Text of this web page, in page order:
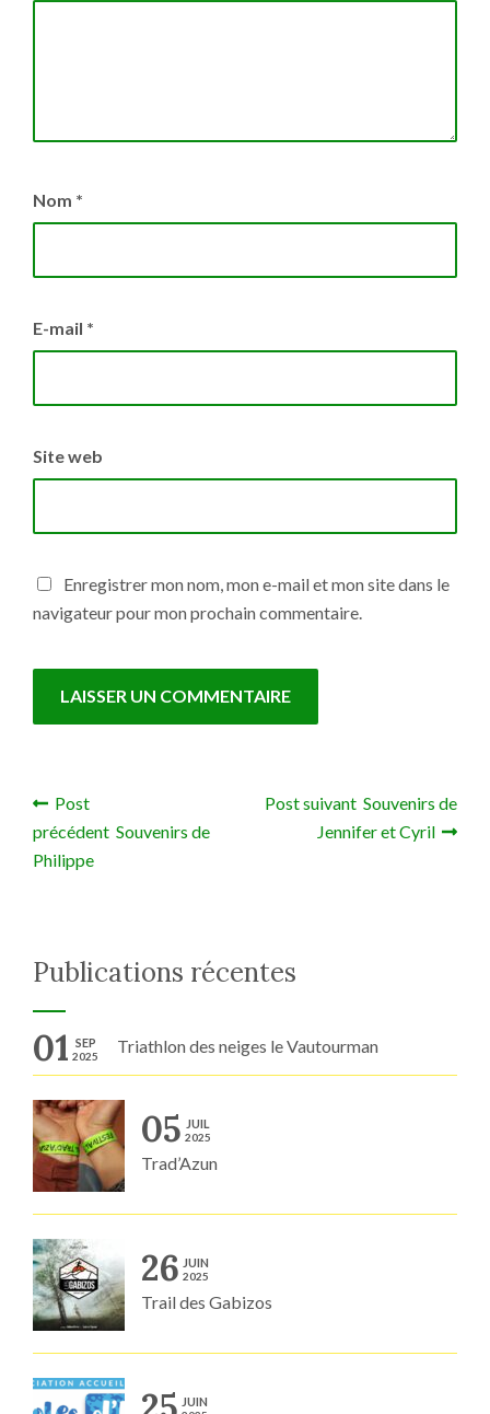
Nom *
E-mail *
Site web
Enregistrer mon nom, mon e-mail et mon site dans le
navigateur pour mon prochain commentaire.
Navigation de l’article
Post
précédent Souvenirs de
Philippe
Post suivant Souvenirs de
Jennifer et Cyril
Publications récentes
01 SEP
2025 Triathlon des neiges le Vautourman
05 JUIL
2025
Trad’Azun
26 JUIN
2025
Trail des Gabizos
JUIN